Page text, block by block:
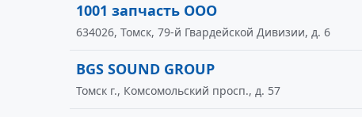
1001 запчасть ООО
634026, Томск, 79-й Гвардейской Дивизии, д. 6
BGS SOUND GROUP
Томск г., Комсомольский просп., д. 57